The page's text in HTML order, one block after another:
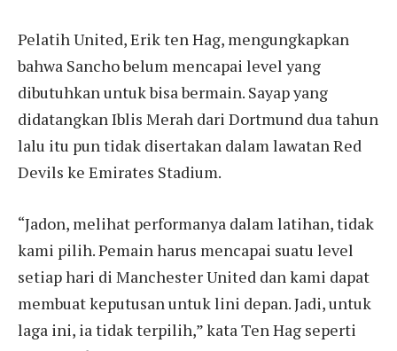
Pelatih United, Erik ten Hag, mengungkapkan
bahwa Sancho belum mencapai level yang
dibutuhkan untuk bisa bermain. Sayap yang
didatangkan Iblis Merah dari Dortmund dua tahun
lalu itu pun tidak disertakan dalam lawatan Red
Devils ke Emirates Stadium.
“Jadon, melihat performanya dalam latihan, tidak
kami pilih. Pemain harus mencapai suatu level
setiap hari di Manchester United dan kami dapat
membuat keputusan untuk lini depan. Jadi, untuk
laga ini, ia tidak terpilih,” kata Ten Hag seperti